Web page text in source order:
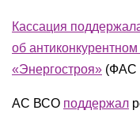
Кассация
об
«Энергостроя» (ФАС
АС ВСО поддержал